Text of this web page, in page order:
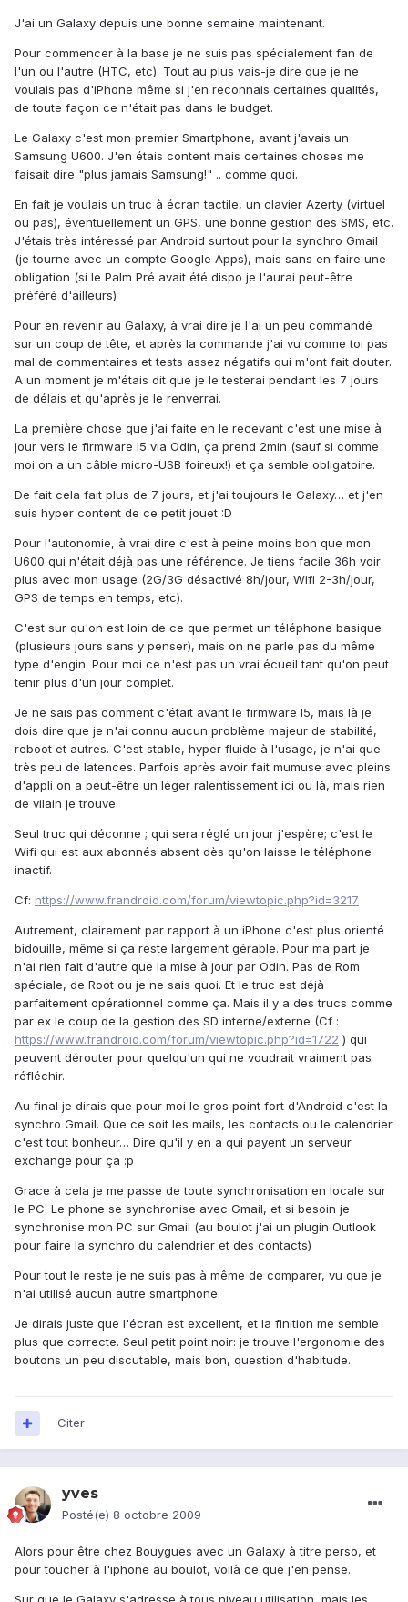
J'ai un Galaxy depuis une bonne semaine maintenant.
Pour commencer à la base je ne suis pas spécialement fan de
l'un ou l'autre (HTC, etc). Tout au plus vais-je dire que je ne
voulais pas d'iPhone même si j'en reconnais certaines qualités,
de toute façon ce n'était pas dans le budget.
Le Galaxy c'est mon premier Smartphone, avant j'avais un
Samsung U600. J'en étais content mais certaines choses me
faisait dire "plus jamais Samsung!" .. comme quoi.
En fait je voulais un truc à écran tactile, un clavier Azerty (virtuel
ou pas), éventuellement un GPS, une bonne gestion des SMS, etc.
J'étais très intéressé par Android surtout pour la synchro Gmail
(je tourne avec un compte Google Apps), mais sans en faire une
obligation (si le Palm Pré avait été dispo je l'aurai peut-être
préféré d'ailleurs)
Pour en revenir au Galaxy, à vrai dire je l'ai un peu commandé
sur un coup de tête, et après la commande j'ai vu comme toi pas
mal de commentaires et tests assez négatifs qui m'ont fait douter.
A un moment je m'étais dit que je le testerai pendant les 7 jours
de délais et qu'après je le renverrai.
La première chose que j'ai faite en le recevant c'est une mise à
jour vers le firmware I5 via Odin, ça prend 2min (sauf si comme
moi on a un câble micro-USB foireux!) et ça semble obligatoire.
De fait cela fait plus de 7 jours, et j'ai toujours le Galaxy… et j'en
suis hyper content de ce petit jouet :D
Pour l'autonomie, à vrai dire c'est à peine moins bon que mon
U600 qui n'était déjà pas une référence. Je tiens facile 36h voir
plus avec mon usage (2G/3G désactivé 8h/jour, Wifi 2-3h/jour,
GPS de temps en temps, etc).
C'est sur qu'on est loin de ce que permet un téléphone basique
(plusieurs jours sans y penser), mais on ne parle pas du même
type d'engin. Pour moi ce n'est pas un vrai écueil tant qu'on peut
tenir plus d'un jour complet.
Je ne sais pas comment c'était avant le firmware I5, mais là je
dois dire que je n'ai connu aucun problème majeur de stabilité,
reboot et autres. C'est stable, hyper fluide à l'usage, je n'ai que
très peu de latences. Parfois après avoir fait mumuse avec pleins
d'appli on a peut-être un léger ralentissement ici ou là, mais rien
de vilain je trouve.
Seul truc qui déconne ; qui sera réglé un jour j'espère; c'est le
Wifi qui est aux abonnés absent dès qu'on laisse le téléphone
inactif.
Cf: https://www.frandroid.com/forum/viewtopic.php?id=3217
Autrement, clairement par rapport à un iPhone c'est plus orienté
bidouille, même si ça reste largement gérable. Pour ma part je
n'ai rien fait d'autre que la mise à jour par Odin. Pas de Rom
spéciale, de Root ou je ne sais quoi. Et le truc est déjà
parfaitement opérationnel comme ça. Mais il y a des trucs comme
par ex le coup de la gestion des SD interne/externe (Cf :
https://www.frandroid.com/forum/viewtopic.php?id=1722 ) qui
peuvent dérouter pour quelqu'un qui ne voudrait vraiment pas
réfléchir.
Au final je dirais que pour moi le gros point fort d'Android c'est la
synchro Gmail. Que ce soit les mails, les contacts ou le calendrier
c'est tout bonheur… Dire qu'il y en a qui payent un serveur
exchange pour ça :p
Grace à cela je me passe de toute synchronisation en locale sur
le PC. Le phone se synchronise avec Gmail, et si besoin je
synchronise mon PC sur Gmail (au boulot j'ai un plugin Outlook
pour faire la synchro du calendrier et des contacts)
Pour tout le reste je ne suis pas à même de comparer, vu que je
n'ai utilisé aucun autre smartphone.
Je dirais juste que l'écran est excellent, et la finition me semble
plus que correcte. Seul petit point noir: je trouve l'ergonomie des
boutons un peu discutable, mais bon, question d'habitude.
Citer
yves
Posté(e) 8 octobre 2009
Alors pour être chez Bouygues avec un Galaxy à titre perso, et
pour toucher à l'iphone au boulot, voilà ce que j'en pense.